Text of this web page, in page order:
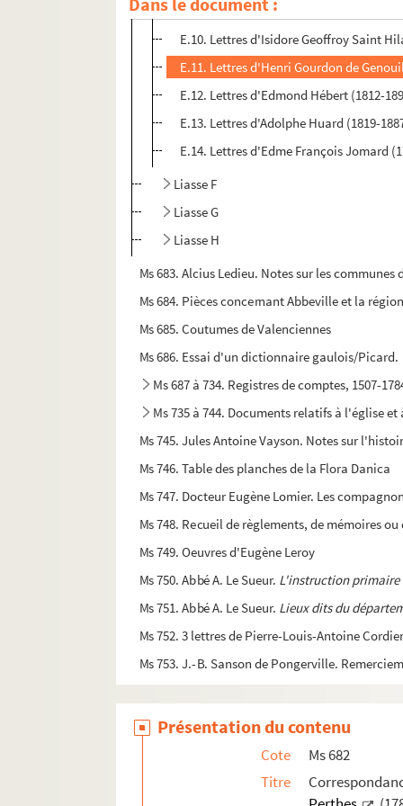
E.9. Lettres d'Hugh Falconer (1808-
E.10. Lettres d'Isidore Geoffroy Saint
E.11. Lettres d'Henri Gourdon de
E.12. Lettres d'Edmond Hébert (1812-
E.13. Lettres d'Adolphe Huard (1819-
E.14. Lettres d'Edme François Jomard
Liasse F
Liasse G
Liasse H
Ms 683. Alcius Ledieu. Notes sur les
Ms 684. Pièces concernant Abbeville et la
Ms 685. Coutumes de Valenciennes
Ms 686. Essai d'un dictionnaire gaulois/Picard.
Ms 687 à 734. Registres de comptes, 1507-
Ms 735 à 744. Documents relatifs à l'église
Ms 745. Jules Antoine Vayson. Notes sur
Ms 746. Table des planches de la Flora Danica
Ms 747. Docteur Eugène Lomier. Les
Ms 748. Recueil de règlements, de mémoires
Ms 749. Oeuvres d'Eugène Leroy
Ms 750. Abbé A. Le Sueur. L'instruction primaire
Ms 751. Abbé A. Le Sueur. Lieux dits du
Ms 752. 3 lettres de Pierre-Louis-Antoine
Ms 753. J.-B. Sanson de Pongerville.
Ms 755. Pièces concernant la bibliothèque
Ms 756. Denise Manier.Picot, terroriste du
Ms 757. Inventaire après le décès de Louis
Présentation du contenu
Cote
Ms 682
Titre